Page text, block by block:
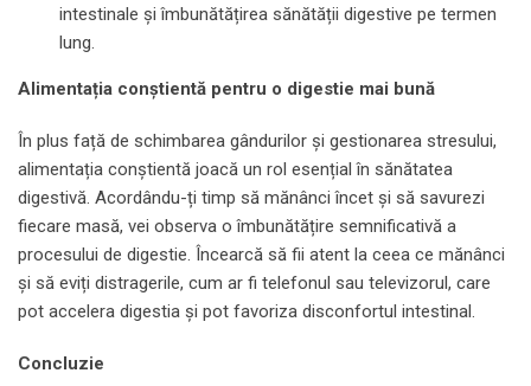
intestinale și îmbunătățirea sănătății digestive pe termen
lung.
Alimentația conștientă pentru o digestie mai bună
În plus față de schimbarea gândurilor și gestionarea stresului,
alimentația conștientă joacă un rol esențial în sănătatea
digestivă. Acordându-ți timp să mănânci încet și să savurezi
fiecare masă, vei observa o îmbunătățire semnificativă a
procesului de digestie. Încearcă să fii atent la ceea ce mănânci
și să eviți distragerile, cum ar fi telefonul sau televizorul, care
pot accelera digestia și pot favoriza disconfortul intestinal.
Concluzie